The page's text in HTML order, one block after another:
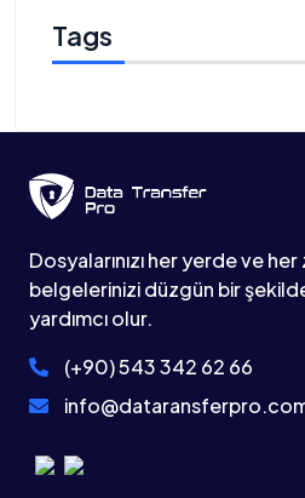
Tags
Dosyalarınızı her yerde ve
belgelerinizi düzgün bir
yardımcı olur.
(+90) 543 342 62 66